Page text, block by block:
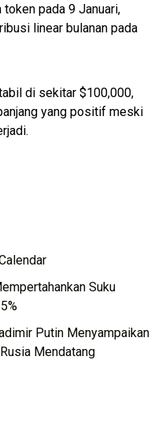
token pada 9 Januari,
linear bulanan pada
di sekitar $100,000,
yang positif meski
Suku
Putin Menyampaikan
Mendatang